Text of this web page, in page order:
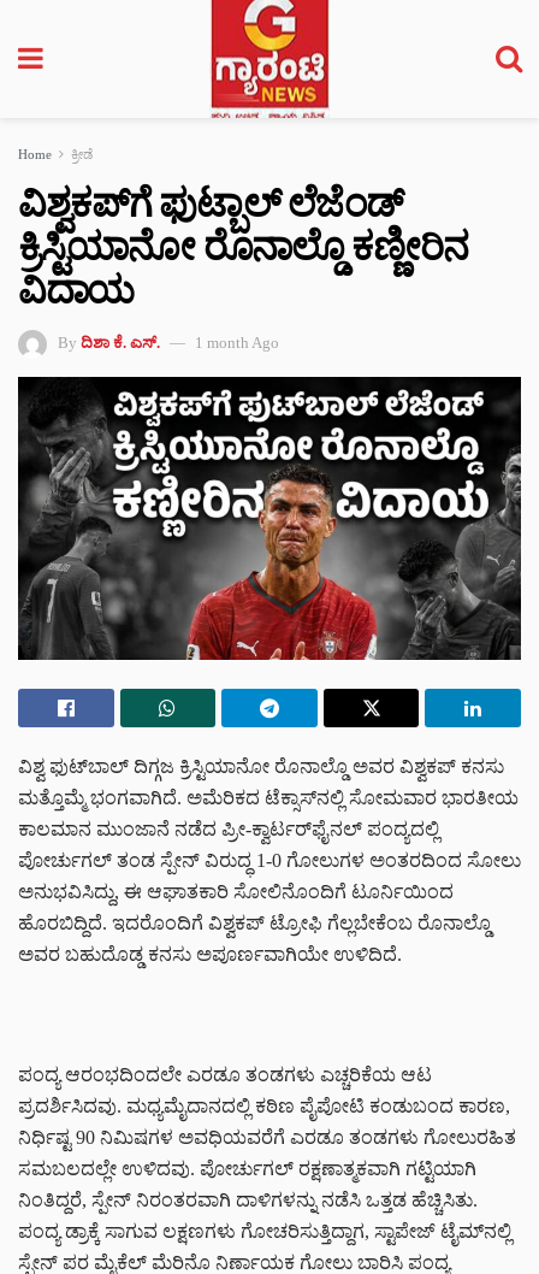
Home ಕ್ರೀಡೆ
ವಿಶ್ವಕಪ್‌ಗೆ ಫುಟ್ಬಾಲ್ ಲೆಜೆಂಡ್
ಕ್ರಿಸ್ಟಿಯಾನೋ ರೊನಾಲ್ಡೊ ಕಣ್ಣೀರಿನ
ವಿದಾಯ
By ದಿಶಾ ಕೆ. ಎಸ್. 1 month Ago
ವಿಶ್ವ ಫುಟ್‌ಬಾಲ್ ದಿಗ್ಗಜ ಕ್ರಿಸ್ಟಿಯಾನೋ ರೊನಾಲ್ಡೊ ಅವರ ವಿಶ್ವಕಪ್ ಕನಸು
ಮತ್ತೊಮ್ಮೆ ಭಂಗವಾಗಿದೆ. ಅಮೆರಿಕದ ಟೆಕ್ಸಾಸ್‌ನಲ್ಲಿ ಸೋಮವಾರ ಭಾರತೀಯ
ಕಾಲಮಾನ ಮುಂಜಾನೆ ನಡೆದ ಪ್ರೀ-ಕ್ವಾರ್ಟರ್‌ಫೈನಲ್ ಪಂದ್ಯದಲ್ಲಿ
ಪೋರ್ಚುಗಲ್ ತಂಡ ಸ್ಪೇನ್ ವಿರುದ್ಧ 1-0 ಗೋಲುಗಳ ಅಂತರದಿಂದ ಸೋಲು
ಅನುಭವಿಸಿದ್ದು, ಈ ಆಘಾತಕಾರಿ ಸೋಲಿನೊಂದಿಗೆ ಟೂರ್ನಿಯಿಂದ
ಹೊರಬಿದ್ದಿದೆ. ಇದರೊಂದಿಗೆ ವಿಶ್ವಕಪ್ ಟ್ರೋಫಿ ಗೆಲ್ಲಬೇಕೆಂಬ ರೊನಾಲ್ಡೊ
ಅವರ ಬಹುದೊಡ್ಡ ಕನಸು ಅಪೂರ್ಣವಾಗಿಯೇ ಉಳಿದಿದೆ.
ಪಂದ್ಯ ಆರಂಭದಿಂದಲೇ ಎರಡೂ ತಂಡಗಳು ಎಚ್ಚರಿಕೆಯ ಆಟ
ಪ್ರದರ್ಶಿಸಿದವು. ಮಧ್ಯಮೈದಾನದಲ್ಲಿ ಕಠಿಣ ಪೈಪೋಟಿ ಕಂಡುಬಂದ ಕಾರಣ,
ನಿರ್ಧಿಷ್ಟ 90 ನಿಮಿಷಗಳ ಅವಧಿಯವರೆಗೆ ಎರಡೂ ತಂಡಗಳು ಗೋಲುರಹಿತ
ಸಮಬಲದಲ್ಲೇ ಉಳಿದವು. ಪೋರ್ಚುಗಲ್ ರಕ್ಷಣಾತ್ಮಕವಾಗಿ ಗಟ್ಟಿಯಾಗಿ
ನಿಂತಿದ್ದರೆ, ಸ್ಪೇನ್ ನಿರಂತರವಾಗಿ ದಾಳಿಗಳನ್ನು ನಡೆಸಿ ಒತ್ತಡ ಹೆಚ್ಚಿಸಿತು.
ಪಂದ್ಯ ಡ್ರಾಕ್ಕೆ ಸಾಗುವ ಲಕ್ಷಣಗಳು ಗೋಚರಿಸುತ್ತಿದ್ದಾಗ, ಸ್ಟಾಪೇಜ್ ಟೈಮ್‌ನಲ್ಲಿ
ಸ್ಪೇನ್ ಪರ ಮೈಕೆಲ್ ಮೆರಿನೊ ನಿರ್ಣಾಯಕ ಗೋಲು ಬಾರಿಸಿ ಪಂದ್ಯ